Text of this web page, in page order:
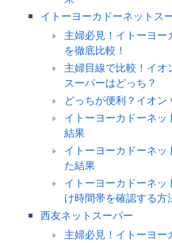
イトーヨーカドーネットス
主婦必見！イトーヨー
を徹底比較！
主婦目線で比較！イオ
スーパーはどっち？
どっちが便利？イオ
イトーヨーカドーネッ
結果
イトーヨーカドーネッ
た結果
イトーヨーカドーネッ
け時間帯を確認する方
西友ネットスーパー
主婦必見！イトーヨー